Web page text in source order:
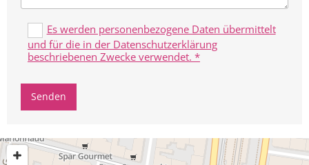
Es werden personenbezogene Daten übermittelt
und für die in der Datenschutzerklärung
beschriebenen Zwecke verwendet. *